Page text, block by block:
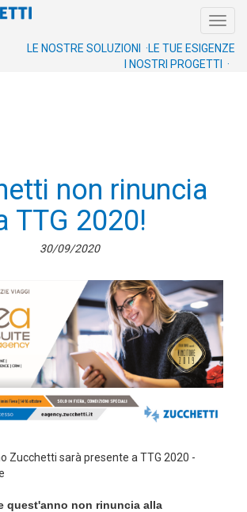
LE TUE ESIGENZE
LE NOSTRE SOLUZIONI ·
I NOSTRI PROGETTI ·
non rinuncia
TTG 2020!
30/09/2020
Zucchetti sarà presente a TTG 2020 -
quest'anno non rinuncia alla